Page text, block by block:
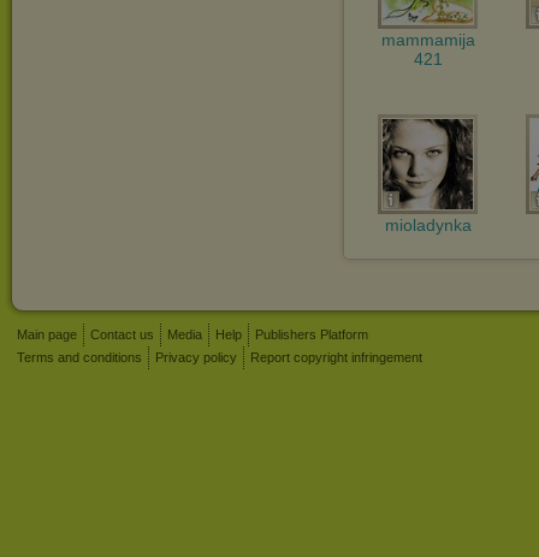
mammamija
421
mioladynka
Main page Contact us Media Help
Publishers Platform
Terms and conditions
Privacy policy Report copyright infringement